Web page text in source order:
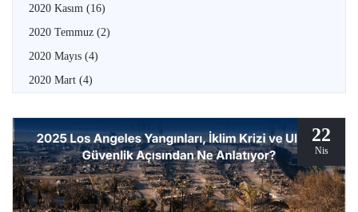
2020 Kasım (16)
2020 Temmuz (2)
2020 Mayıs (4)
2020 Mart (4)
22
Nis